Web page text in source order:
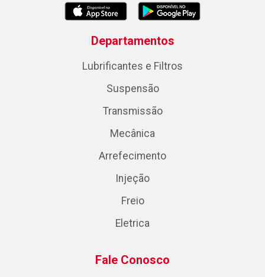
Departamentos
Lubrificantes e Filtros
Suspensão
Transmissão
Mecânica
Arrefecimento
Injeção
Freio
Eletrica
Fale Conosco